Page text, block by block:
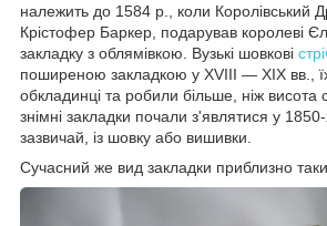
належить до 1584 р., коли Королівський
Крістофер Баркер, подарував королеві
закладку з облямівкою. Вузькі шовкові
поширеною закладкою у XVIII — XIX вв.,
обкладинці та робили більше, ніж висота
знімні закладки почали з'являтися у
зазвичай, із шовку або вишивки.
Сучасний же вид закладки приблизно